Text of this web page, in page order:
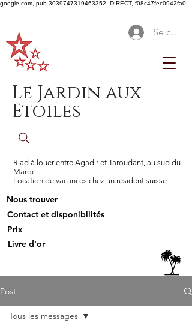
google.com, pub-3039747319463352, DIRECT, f08c47fec0942fa0
Se
Le Jardin aux
Etoiles
Riad à louer entre Agadir et Taroudant, au sud du
Maroc
Location de vacances chez un résident suisse
Nous trouver
Contact et disponibilités
Prix
Livre d'or
Post
Tous les messages